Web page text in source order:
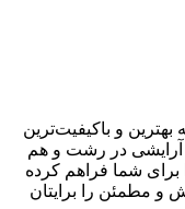
با هدف ارائه بهترین و باکیفیت‌ترین
آرایشی در رشت و هم
برای شما فراهم کرده
و مطمئن را برایتان